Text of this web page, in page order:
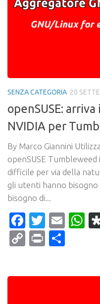
SENZA CATEGORIA 20
openSUSE:
NVIDIA per
By Marco Giannini
openSUSE
difficile per via della
gli utenti hanno
bisogno di...
Facebook
Twitter
CopyPrint